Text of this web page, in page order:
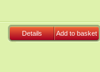
Details Add to basket